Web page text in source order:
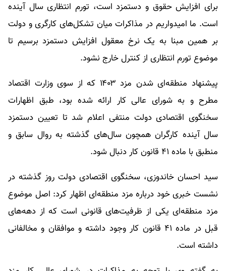
برای افزایش حقوق و دستمزد است، تورم انتظاری سال آینده
است. ما امیدواریم در مذاکرات میان تشکل‌های کارگری و دولت
بر همین مبنا به یک نرخ معقول افزایش دستمزد برسیم تا
موضوع تورم انتظاری از کنترل خارج نشود.
پیشنهاد منطقه‌ای شدن مزد ۱۴۰۳ که از سوی وزارت اقتصاد
مطرح و به شورای عالی کار ارائه شده بود، طبق اظهارات
سخنگوی اقتصادی دولت منتفی اعلام شد تا تعیین دستمزد
سال آینده کارگران همچون سال‌های گذشته به روال سابق و
منطبق با ماده ۴۱ قانون کار دنبال شود.
سید احسان خاندوزی، سخنگوی اقتصادی دولت روز گذشته در
نشست خبری خود درباره مزد منطقه‌ای اظهار کرد: اصل موضوع
مزد منطقه‌ای یکی از ظرفیت‌های قانونی است که از دهه‌های
قبل در ماده ۴۱ قانون کار وجود داشته و موافقان و مخالفانی
داشته است.